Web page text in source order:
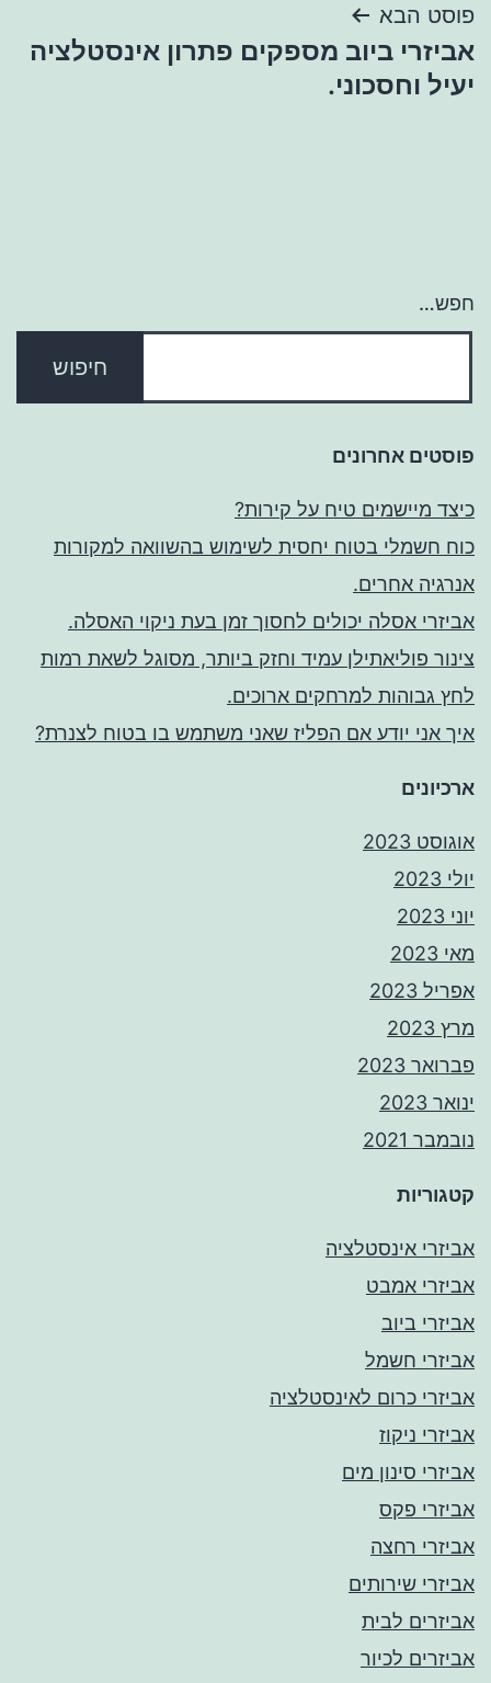
פוסט הבא
אביזרי ביוב מספקים פתרון אינסטלציה
יעיל וחסכוני.
חפש…
פוסטים אחרונים
כיצד מיישמים טיח על קירות?
כוח חשמלי בטוח יחסית לשימוש בהשוואה למקורות
אנרגיה אחרים.
אביזרי אסלה יכולים לחסוך זמן בעת ניקוי האסלה.
צינור פוליאתילן עמיד וחזק ביותר, מסוגל לשאת רמות
לחץ גבוהות למרחקים ארוכים.
איך אני יודע אם הפליז שאני משתמש בו בטוח לצנרת?
ארכיונים
אוגוסט 2023
יולי 2023
יוני 2023
מאי 2023
אפריל 2023
מרץ 2023
פברואר 2023
ינואר 2023
נובמבר 2021
קטגוריות
אביזרי אינסטלציה
אביזרי אמבט
אביזרי ביוב
אביזרי חשמל
אביזרי כרום לאינסטלציה
אביזרי ניקוז
אביזרי סינון מים
אביזרי פקס
אביזרי רחצה
אביזרי שירותים
אביזרים לבית
אביזרים לכיור